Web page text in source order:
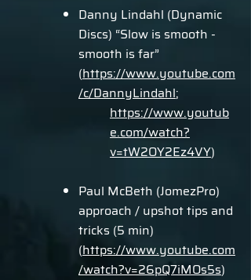
Danny Lindahl (Dynamic
Discs) “Slow is smooth -
smooth is far”
(https://www.youtube.com
/c/DannyLindahl;
https://www.youtub
e.com/watch?
v=tW2OY2Ez4VY)
Paul McBeth (JomezPro)
approach / upshot tips and
tricks (5 min)
(https://www.youtube.com
/watch?v=26pQ7iMOs5s)